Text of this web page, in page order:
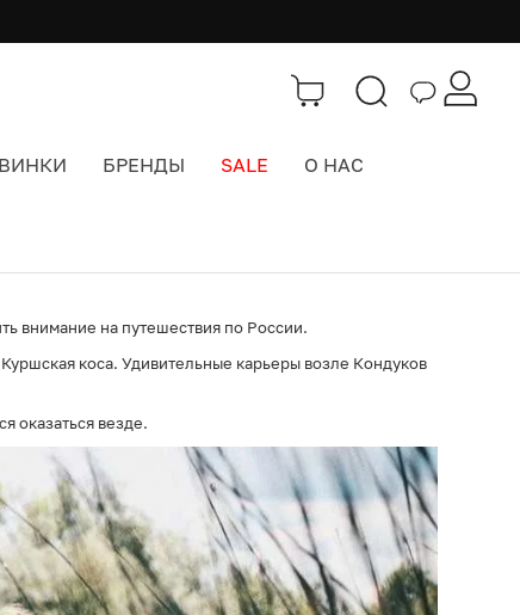
БРЕНДЫ SALE О НАС
внимание на путешествия по России.
коса. Удивительные карьеры возле Кондуков
оказаться везде.